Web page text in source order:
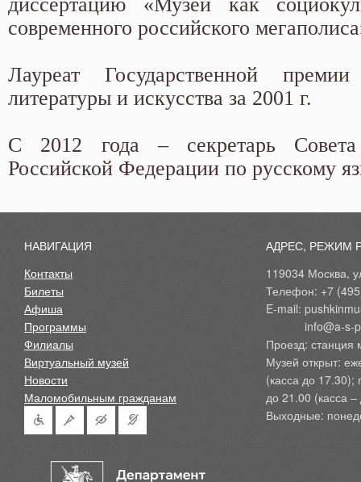
современного российского
Лауреат Государственной
литературы и искусства за 2001 г.
С 2012 года – секретарь
Российской Федерации по русскому
НАВИГАЦИЯ
Контакты
Билеты
Афиша
Программы
Филиалы
Виртуальный музей
Новости
Маломобильным гражданам
АДРЕС, РЕЖИМ
119034 Москва,
Телефон: +7
E-mail:
Проезд: станция
Музей открыт:
(касса до 17.30);
до 21.00 (касса
Выходные: